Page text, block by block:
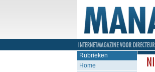
Rubrieken
Home